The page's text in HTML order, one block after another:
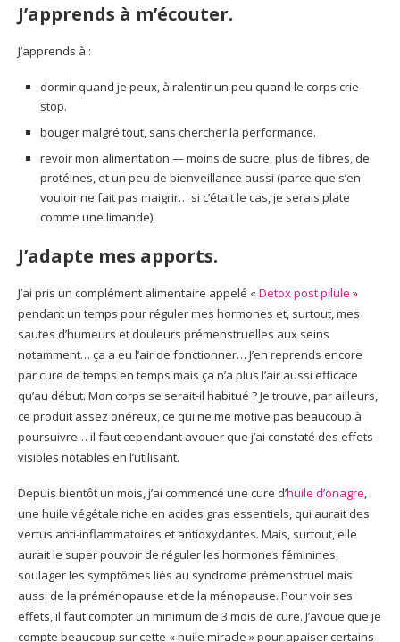
J’apprends à m’écouter.
J’apprends à :
dormir quand je peux, à ralentir un peu quand le corps crie
stop.
bouger malgré tout, sans chercher la performance.
revoir mon alimentation — moins de sucre, plus de fibres, de
protéines, et un peu de bienveillance aussi (parce que s’en
vouloir ne fait pas maigrir… si c’était le cas, je serais plate
comme une limande).
J’adapte mes apports.
J’ai pris un complément alimentaire appelé «Detox post pilule »
pendant un temps pour réguler mes hormones et, surtout, mes
sautes d’humeurs et douleurs prémenstruelles aux seins
notamment… ça a eu l’air de fonctionner… J’en reprends encore
par cure de temps en temps mais ça n’a plus l’air aussi efficace
qu’au début. Mon corps se serait-il habitué ? Je trouve, par ailleurs,
ce produit assez onéreux, ce qui ne me motive pas beaucoup à
poursuivre… il faut cependant avouer que j’ai constaté des effets
visibles notables en l’utilisant.
Depuis bientôt un mois, j’ai commencé une cure d’huile d’onagre,
une huile végétale riche en acides gras essentiels, qui aurait des
vertus anti-inflammatoires et antioxydantes. Mais, surtout, elle
aurait le super pouvoir de réguler les hormones féminines,
soulager les symptômes liés au syndrome prémenstruel mais
aussi de la préménopause et de la ménopause. Pour voir ses
effets, il faut compter un minimum de 3 mois de cure. J’avoue que je
compte beaucoup sur cette « huile miracle » pour apaiser certains